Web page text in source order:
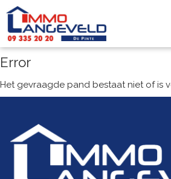
Error
Het gevraagde pand bestaat niet of is